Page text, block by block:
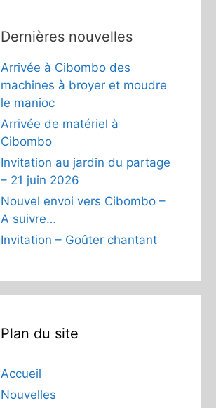
Dernières nouvelles
Arrivée à Cibombo des
machines à broyer et moudre
le manioc
Arrivée de matériel à
Cibombo
Invitation au jardin du partage
– 21 juin 2026
Nouvel envoi vers Cibombo –
A suivre…
Invitation – Goûter chantant
Plan du site
Accueil
Nouvelles